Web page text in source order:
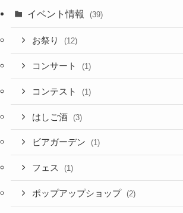
イベント情報 (39)
お祭り (12)
コンサート (1)
コンテスト (1)
はしご酒 (3)
ビアガーデン (1)
フェス (1)
ポップアップショップ (2)